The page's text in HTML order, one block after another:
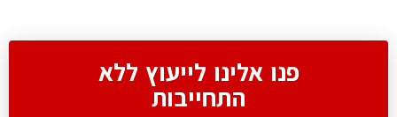
פנו אלינו לייעוץ ללא
התחייבות